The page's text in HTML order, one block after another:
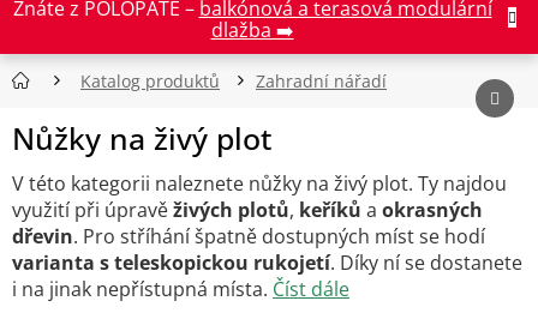
Znáte z POLOPATĚ – balkónová a terasová modulární
dlažba ➡️
Katalog produktů Zahradní nářadí
Nůžky na živý plot
V této kategorii naleznete nůžky na živý plot. Ty najdou
využití při úpravěživých plotů, keříků a okrasných
dřevin. Pro stříhání špatně dostupných míst se hodí
varianta s teleskopickou rukojetí. Díky ní se dostanete
i na jinak nepřístupná místa. Číst dále